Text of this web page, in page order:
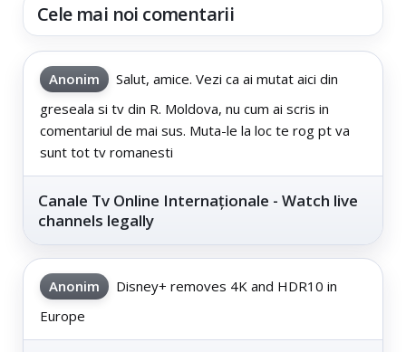
Cele mai noi comentarii
Anonim
Salut, amice. Vezi ca ai mutat aici din
greseala si tv din R. Moldova, nu cum ai scris in
comentariul de mai sus. Muta-le la loc te rog pt va
sunt tot tv romanesti
Canale Tv Online Internaționale - Watch live
channels legally
Anonim
Disney+ removes 4K and HDR10 in
Europe